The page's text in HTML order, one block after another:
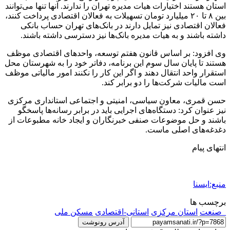
استان هستند اختیارات هیات مدیره تهران را ندارند. آنها تنها می‌توانند
بین ۸ تا ۲۰ میلیارد تومان تسهیلات به فعالان اقتصادی پرداخت کنند،
فعالان اقتصادی نیز تمایل دارند در بانک‌های تهران حساب بانکی
داشته باشند و به هیات مدیره بانک‌ها نیز دسترسی داشته باشند.
وی افزود: بر اساس قانون هفتم توسعه، واحدهای اقتصادی موظف
هستند تا پایان سال سوم این برنامه، دفاتر خود را به شهرستان محل
استقرار واحد انتقال دهند و اگر این کار را نکنند امور مالیاتی موظف
است مالیات شرکت‌ها را دو برابر کند.
حسن قمری، معاون سیاسی، امنیتی و اجتماعی استانداری مرکزی
نیز عنوان کرد: دستگاه‌های اجرایی باید در برابر رسانه‌ها پاسخگو
باشند و حل موضوعات صنفی خبرنگاران و ایجاد خانه مطبوعات از
دغدغه‌های اصلی ماست.
انتهای پیام
منبع:ایسنا
برچسب ها
_صنعت استان مرکزی استانی-اقتصادی مسکن ملی
آدرس رونوشت